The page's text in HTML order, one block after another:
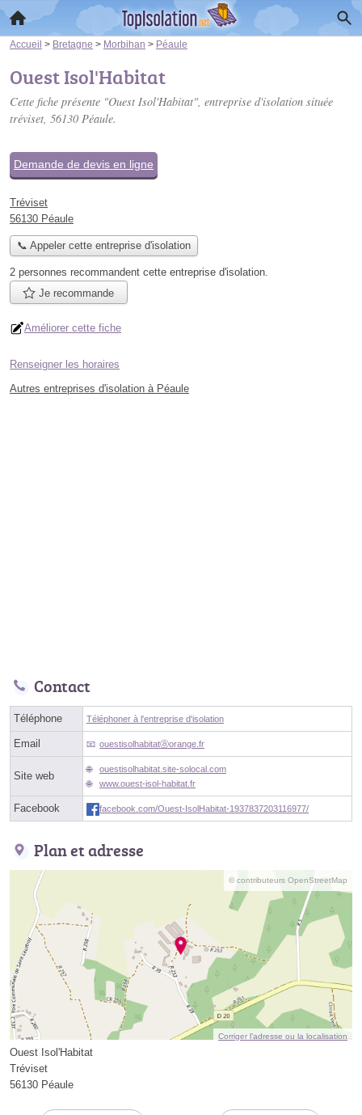
Accueil > Bretagne > Morbihan > Péaule
Ouest Isol'Habitat
Cette fiche présente "Ouest Isol'Habitat", entreprise d'isolation située
tréviset, 56130 Péaule.
Demande de devis en ligne
Tréviset
56130 Péaule
📞 Appeler cette entreprise d'isolation
2 personnes recommandent cette entreprise d'isolation.
Je recommande
Améliorer cette fiche
Renseigner les horaires
Autres entreprises d'isolation à Péaule
Contact
Téléphone Téléphoner à l'entreprise d'isolation
Email ouestisolhabitatⓐorange.fr
Site web
ouestisolhabitat.site-solocal.com
www.ouest-isol-habitat.fr
Facebook facebook.com/Ouest-IsolHabitat-1937837203116977/
Plan et adresse
© contributeurs OpenStreetMap
Corriger l’adresse ou la localisation
Ouest Isol'Habitat
Tréviset
56130 Péaule